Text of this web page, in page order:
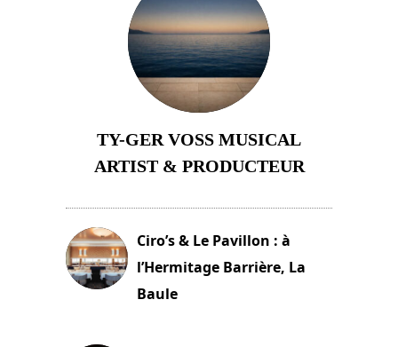
TY-GER VOSS MUSICAL
ARTIST & PRODUCTEUR
Ciro’s & Le Pavillon : à
l’Hermitage Barrière, La
Baule